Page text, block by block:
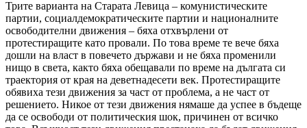
Трите варианта на Старата Левица – комунистическите
партии, социалдемократическите партии и националните
освободителни движения – бяха отхвърлени от
протестиращите като провали. По това време те вече бяха
дошли на власт в повечето държави и не бяха променили
нищо в света, както бяха обещавали по време на дългата си
траектория от края на деветнадесети век. Протестиращите
обявиха тези движения за част от проблема, а не част от
решението. Никое от тези движения нямаше да успее в бъдеще
да се освободи от политическия шок, причинен от всичко